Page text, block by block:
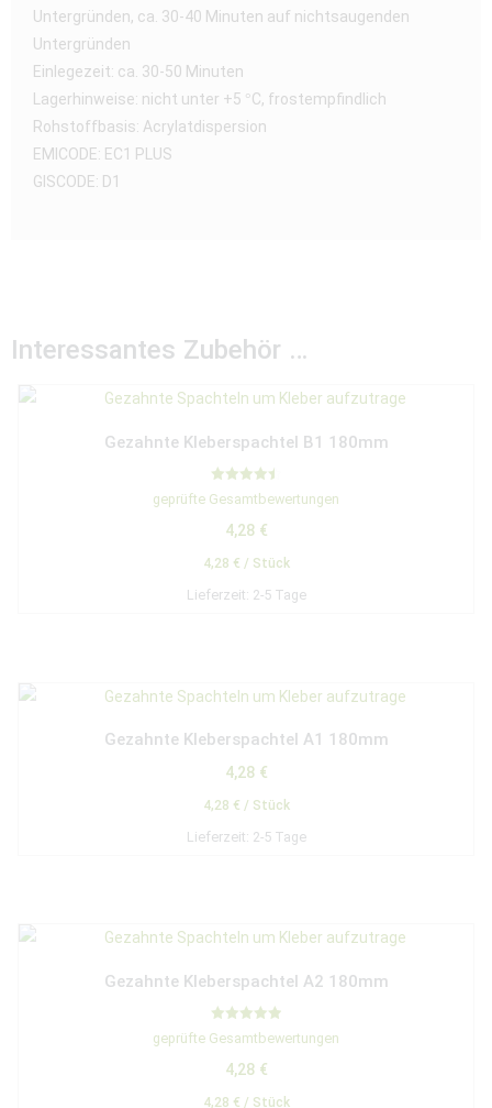
Untergründen, ca. 30-40 Minuten auf nichtsaugenden
Untergründen
Einlegezeit: ca. 30-50 Minuten
Lagerhinweise: nicht unter +5 °C, frostempfindlich
Rohstoffbasis: Acrylatdispersion
EMICODE: EC1 PLUS
GISCODE: D1
Interessantes Zubehör …
Gezahnte Kleberspachtel B1 180mm
Bewertet
mit
von 5
geprüfte Gesamtbewertungen
4,28 €
4,28 € / Stück
Lieferzeit: 2-5 Tage
Gezahnte Kleberspachtel A1 180mm
4,28 €
4,28 € / Stück
Lieferzeit: 2-5 Tage
Gezahnte Kleberspachtel A2 180mm
Bewertet mit
5.00
geprüfte Gesamtbewertungen
4,28 €
4,28 € / Stück